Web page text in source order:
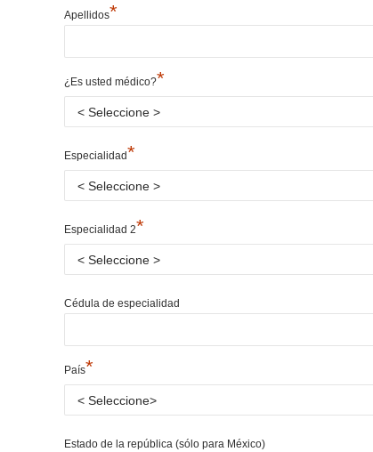
Apellidos*
¿Es usted médico?*
Especialidad*
Especialidad 2*
Cédula de especialidad
País*
Estado de la república (sólo para México)